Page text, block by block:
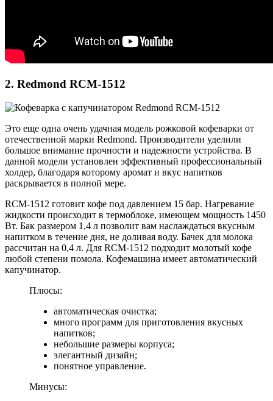
2. Redmond RCM-1512
Это еще одна очень удачная модель рожковой кофеварки от
отечественной марки Redmond. Производители уделили
большое внимание прочности и надежности устройства. В
данной модели установлен эффективный профессиональный
холдер, благодаря которому аромат и вкус напитков
раскрывается в полной мере.
RCM-1512 готовит кофе под давлением 15 бар. Нагревание
жидкости происходит в термоблоке, имеющем мощность 1450
Вт. Бак размером 1,4 л позволит вам наслаждаться вкусным
напитком в течение дня, не доливая воду. Бачек для молока
рассчитан на 0,4 л. Для RCM-1512 подходит молотый кофе
любой степени помола. Кофемашина имеет автоматический
капучинатор.
Плюсы:
автоматическая очистка;
много программ для приготовления вкусных
напитков;
небольшие размеры корпуса;
элегантный дизайн;
понятное управление.
Минусы: